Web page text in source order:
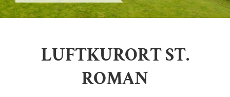
LUFTKURORT ST.
ROMAN